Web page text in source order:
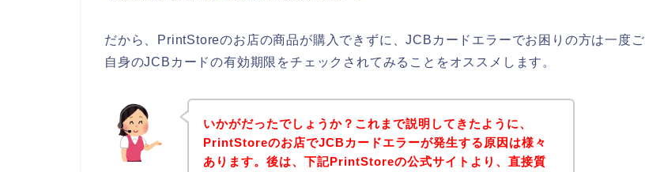
だから、PrintStoreのお店の商品が購入できずに、JCBカードエラーでお困りの方は一度ご
自身のJCBカードの有効期限をチェックされてみることをオススメします。
いかがだったでしょうか？これまで説明してきたように、
PrintStoreのお店でJCBカードエラーが発生する原因は様々
あります。後は、下記PrintStoreの公式サイトより、直接質